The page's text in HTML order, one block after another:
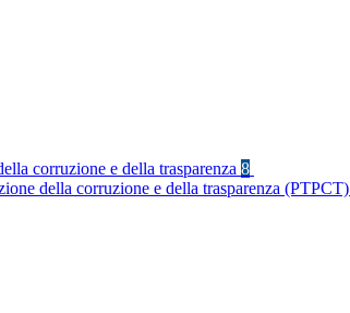
corruzione e della trasparenza 8
della corruzione e della trasparenza (PTPCT)